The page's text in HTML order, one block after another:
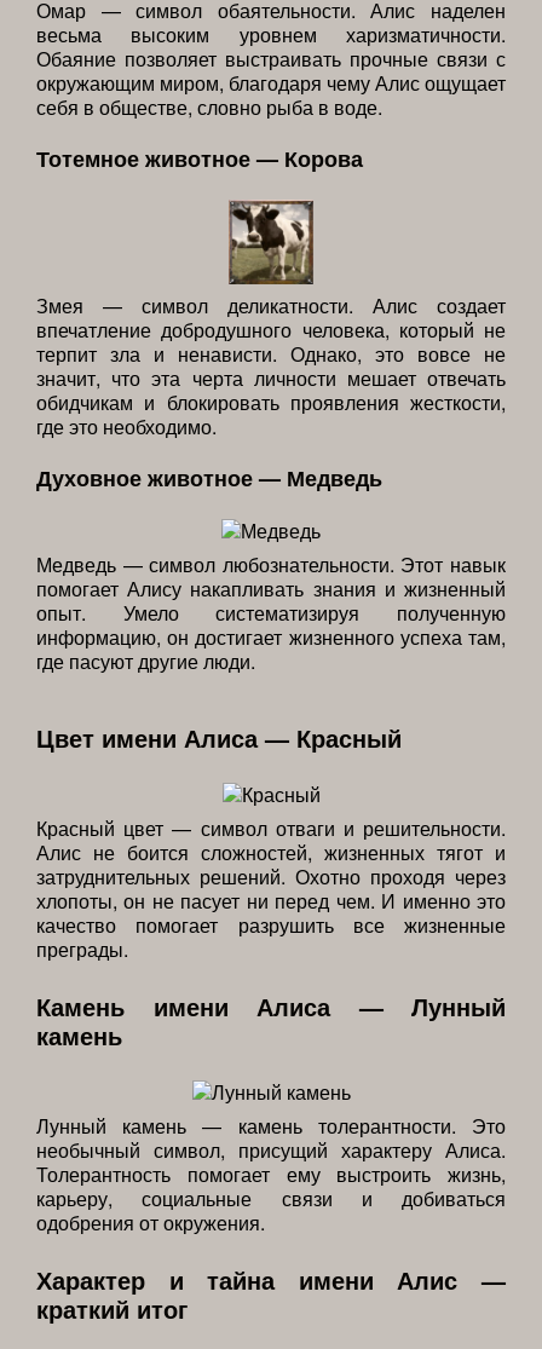
Омар — символ обаятельности. Алис наделен
весьма высоким уровнем харизматичности.
Обаяние позволяет выстраивать прочные связи с
окружающим миром, благодаря чему Алис ощущает
себя в обществе, словно рыба в воде.
Тотемное животное — Корова
Змея — символ деликатности. Алис создает
впечатление добродушного человека, который не
терпит зла и ненависти. Однако, это вовсе не
значит, что эта черта личности мешает отвечать
обидчикам и блокировать проявления жесткости,
где это необходимо.
Духовное животное — Медведь
Медведь — символ любознательности. Этот навык
помогает Алису накапливать знания и жизненный
опыт. Умело систематизируя полученную
информацию, он достигает жизненного успеха там,
где пасуют другие люди.
Цвет имени Алиса — Красный
Красный цвет — символ отваги и решительности.
Алис не боится сложностей, жизненных тягот и
затруднительных решений. Охотно проходя через
хлопоты, он не пасует ни перед чем. И именно это
качество помогает разрушить все жизненные
преграды.
Камень имени Алиса — Лунный
камень
Лунный камень — камень толерантности. Это
необычный символ, присущий характеру Алиса.
Толерантность помогает ему выстроить жизнь,
карьеру, социальные связи и добиваться
одобрения от окружения.
Характер и тайна имени Алис —
краткий итог